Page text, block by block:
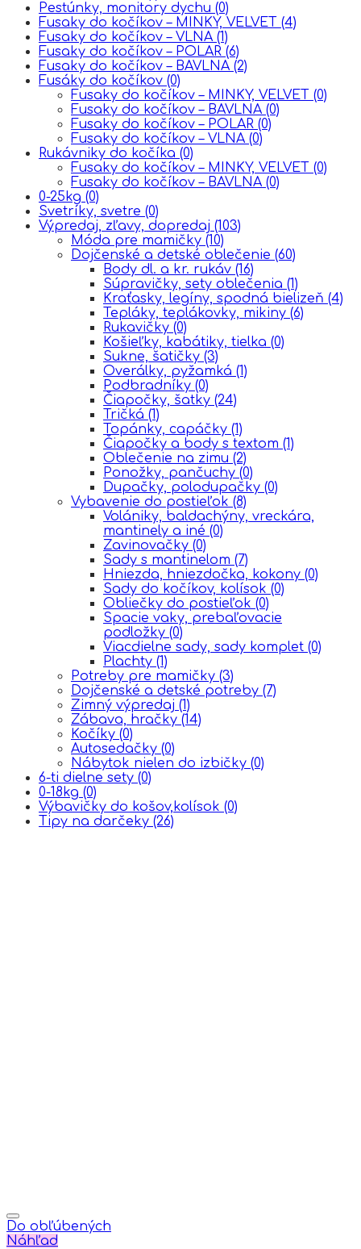
Pestúnky, monitory dychu (0)
Fusaky do kočíkov – MINKY, VELVET (4)
Fusaky do kočíkov – VLNA (1)
Fusaky do kočíkov – POLAR (6)
Fusaky do kočíkov – BAVLNA (2)
Fusáky do kočíkov (0)
Fusaky do kočíkov – MINKY, VELVET (0)
Fusaky do kočíkov – BAVLNA (0)
Fusaky do kočíkov – POLAR (0)
Fusaky do kočíkov – VLNA (0)
Rukávniky do kočíka (0)
Fusaky do kočíkov – MINKY, VELVET (0)
Fusaky do kočíkov – BAVLNA (0)
0-25kg (0)
Svetríky, svetre (0)
Výpredaj, zľavy, dopredaj (103)
Móda pre mamičky (10)
Dojčenské a detské oblečenie (60)
Body dl. a kr. rukáv (16)
Súpravičky, sety oblečenia (1)
Kraťasky, legíny, spodná bielizeň (4)
Tepláky, teplákovky, mikiny (6)
Rukavičky (0)
Košieľky, kabátiky, tielka (0)
Sukne, šatičky (3)
Overálky, pyžamká (1)
Podbradníky (0)
Čiapočky, šatky (24)
Tričká (1)
Topánky, capáčky (1)
Čiapočky a body s textom (1)
Oblečenie na zimu (2)
Ponožky, pančuchy (0)
Dupačky, polodupačky (0)
Vybavenie do postieľok (8)
Volániky, baldachýny, vreckára,
mantinely a iné (0)
Zavinovačky (0)
Sady s mantinelom (7)
Hniezda, hniezdočka, kokony (0)
Sady do kočíkov, kolísok (0)
Obliečky do postieľok (0)
Spacie vaky, prebaľovacie
podložky (0)
Viacdielne sady, sady komplet (0)
Plachty (1)
Potreby pre mamičky (3)
Dojčenské a detské potreby (7)
Zimný výpredaj (1)
Zábava, hračky (14)
Kočíky (0)
Autosedačky (0)
Nábytok nielen do izbičky (0)
6-ti dielne sety (0)
0-18kg (0)
Výbavičky do košov,kolísok (0)
Tipy na darčeky (26)
Do obľúbených
Náhľad